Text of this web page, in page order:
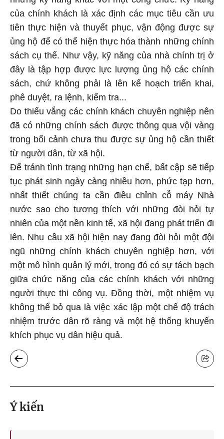
của chính khách là xác định các mục tiêu cần ưu
tiên thực hiện và thuyết phục, vận động được sự
ủng hộ để có thể hiện thực hóa thành những chính
sách cụ thể. Như vậy, kỹ năng của nhà chính trị ở
đây là tập hợp được lực lượng ủng hộ các chính
sách, chứ không phải là lên kế hoạch triển khai,
phê duyệt, ra lệnh, kiểm tra...
Do thiếu vắng các chính khách chuyên nghiệp nên
đã có những chính sách được thông qua vội vàng
trong bối cảnh chưa thu được sự ủng hộ cần thiết
từ người dân, từ xã hội.
Để tránh tình trạng những hạn chế, bất cập sẽ tiếp
tục phát sinh ngày càng nhiều hơn, phức tạp hơn,
nhất thiết chúng ta cần điều chỉnh cỗ máy Nhà
nước sao cho tương thích với những đòi hỏi tự
nhiên của một nền kinh tế, xã hội đang phát triển đi
lên. Nhu cầu xã hội hiện nay đang đòi hỏi một đội
ngũ những chính khách chuyên nghiệp hơn, với
một mô hình quản lý mới, trong đó có sự tách bạch
giữa chức năng của các chính khách với những
người thực thi công vụ. Đồng thời, một nhiệm vụ
không thể bỏ qua là việc xác lập một chế độ trách
nhiệm trước dân rõ ràng và một hệ thống khuyến
khích phục vụ dân hiệu quả.
Ý kiến